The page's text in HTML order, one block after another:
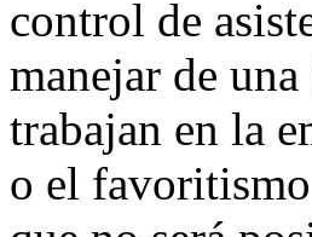
control de
manejar de
trabajan en la
o el